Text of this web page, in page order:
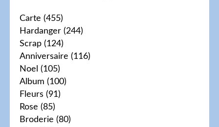
Carte (455)
Hardanger (244)
Scrap (124)
Anniversaire (116)
Noel (105)
Album (100)
Fleurs (91)
Rose (85)
Broderie (80)